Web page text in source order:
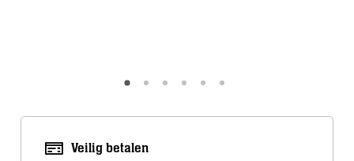
Veilig betalen